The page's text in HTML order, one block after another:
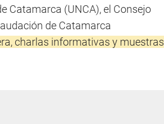
Catamarca (UNCA), el Consejo
de Catamarca
charlas informativas y muestras